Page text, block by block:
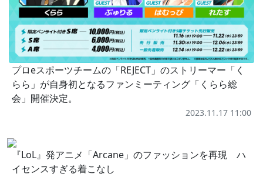
プロeスポーツチームの「REJECT」のストリーマー「く
らら」が自身初となるファンミーティング「くらら総
会」開催決定。
2023.11.17 11:00
『LoL』発アニメ「Arcane」のファッションを再現 ハ
イセンスすぎる着こなし